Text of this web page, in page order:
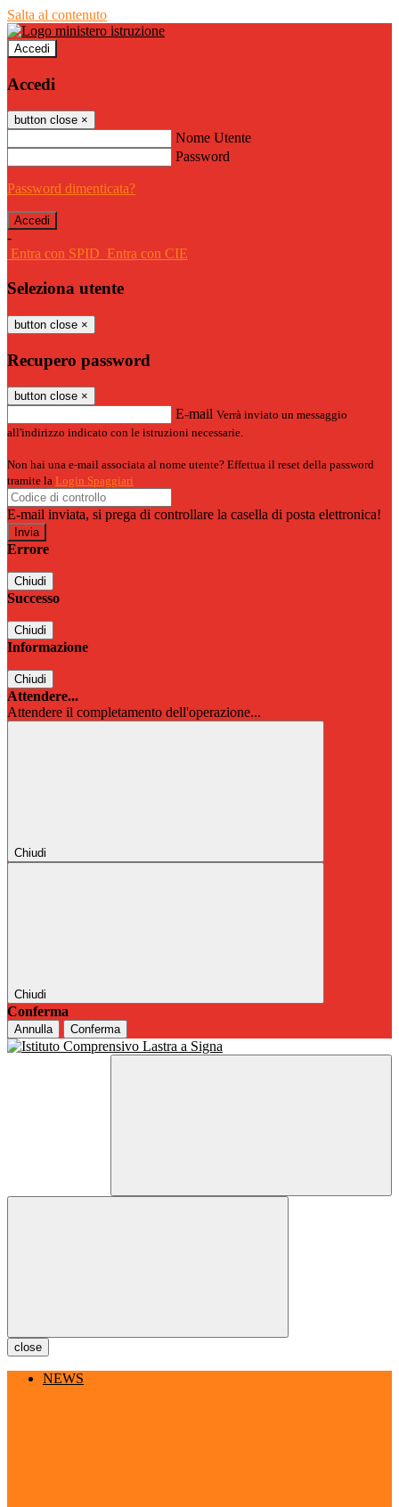
Salta al contenuto
Accedi
Accedi
button close ×
Nome Utente
Password
Password dimenticata?
-
Entra con SPID Entra con CIE
Seleziona utente
button close ×
Recupero password
button close ×
E-mail Verrà inviato un messaggio
all'indirizzo indicato con le istruzioni necessarie.
Non hai una e-mail associata al nome utente? Effettua il reset della password
tramite la Login Spaggiari
E-mail inviata, si prega di controllare la casella di posta elettronica!
Errore
Chiudi
Successo
Chiudi
Informazione
Chiudi
Attendere...
Attendere il completamento dell'operazione...
Chiudi
Chiudi
Conferma
Annulla Conferma
close
NEWS